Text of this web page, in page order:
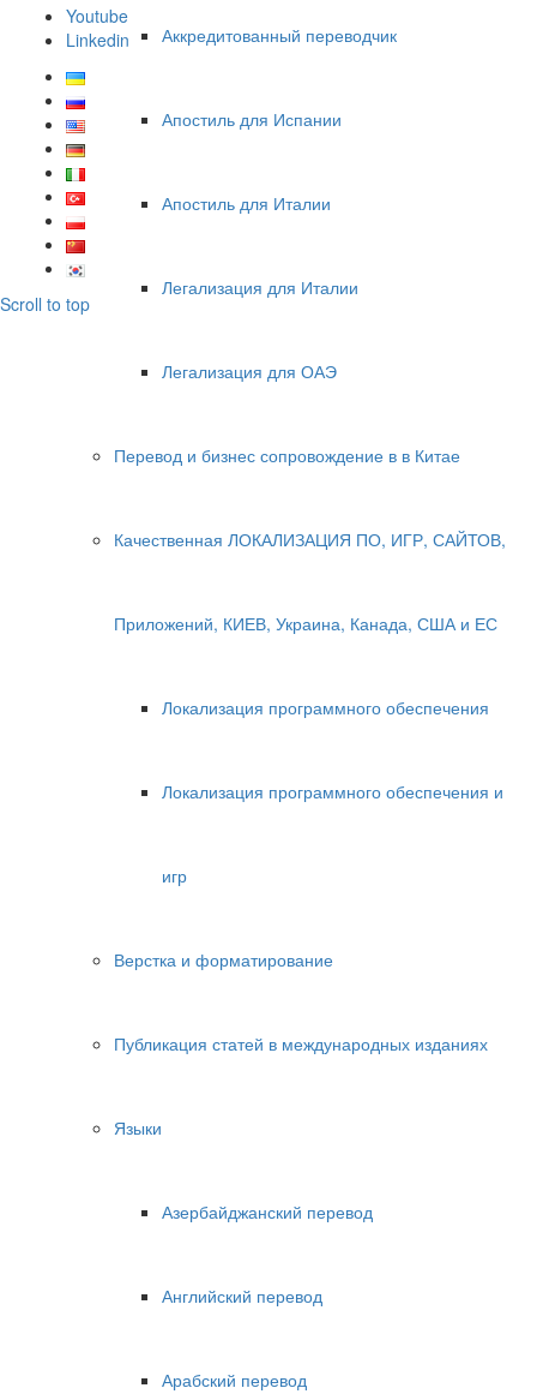
Аккредитованный переводчик
Апостиль для Испании
Апостиль для Италии
Легализация для Италии
Легализация для ОАЭ
Перевод и бизнес сопровождение в в Китае
Качественная ЛОКАЛИЗАЦИЯ ПО, ИГР, САЙТОВ,
Приложений, КИЕВ, Украина, Канада, США и ЕС
Локализация программного обеспечения
Локализация программного обеспечения и
игр
Верстка и форматирование
Публикация статей в международных изданиях
Языки
Азербайджанский перевод
Английский перевод
Арабский перевод
Youtube
Linkedin
Scroll to top